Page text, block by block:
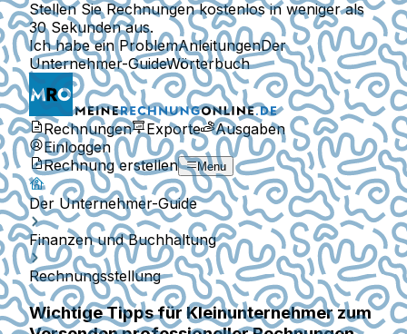
Stellen Sie Rechnungen kostenlos in weniger als
30 Sekunden aus.
Ich habe ein ProblemAnleitungenDer
Unternehmer-GuideWörterbuch
Rechnungen Exporte
Ausgaben
Einloggen
Rechnung erstellen
Menu
Der Unternehmer-Guide
Finanzen und Buchhaltung
Rechnungsstellung
Wichtige Tipps für Kleinunternehmer zum